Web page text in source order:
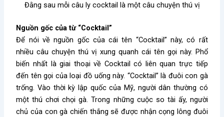
Đằng sau mỗi câu ly cocktail là một câu chuyện thú vị
Nguồn gốc của từ “Cocktail”
Để nói về nguồn gốc của cái tên “Cocktail” này, có rất
nhiều câu chuyện thú vị xung quanh cái tên gọi này. Phổ
biến nhất là giai thoại về Cocktail có liên quan trực tiếp
đến tên gọi của loại đồ uống này. “Cocktail” là đuôi con gà
trống. Vào thời kỳ lập quốc của Mỹ, người dân thường có
một thú chơi chọi gà. Trong những cuộc so tài ấy, người
chủ của con gà chiến thắng sẽ được nhận cọng lông đuôi